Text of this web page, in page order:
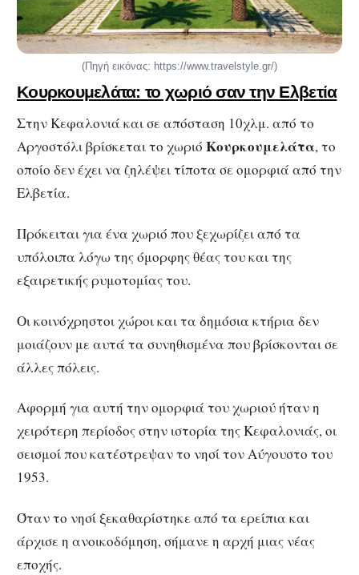
(Πηγή εικόνας: https://www.travelstyle.gr/)
Κουρκουμελάτα: το χωριό σαν την Ελβετία
Στην Κεφαλονιά και σε απόσταση 10χλμ. από το
Αργοστόλι βρίσκεται το χωριό Κουρκουμελάτα, το
οποίο δεν έχει να ζηλέψει τίποτα σε ομορφιά από την
Ελβετία.
Πρόκειται για ένα χωριό που ξεχωρίζει από τα
υπόλοιπα λόγω της όμορφης θέας του και της
εξαιρετικής ρυμοτομίας του.
Οι κοινόχρηστοι χώροι και τα δημόσια κτήρια δεν
μοιάζουν με αυτά τα συνηθισμένα που βρίσκονται σε
άλλες πόλεις.
Αφορμή για αυτή την ομορφιά του χωριού ήταν η
χειρότερη περίοδος στην ιστορία της Κεφαλονιάς, οι
σεισμοί που κατέστρεψαν το νησί τον Αύγουστο του
1953.
Όταν το νησί ξεκαθαρίστηκε από τα ερείπια και
άρχισε η ανοικοδόμηση, σήμανε η αρχή μιας νέας
εποχής.